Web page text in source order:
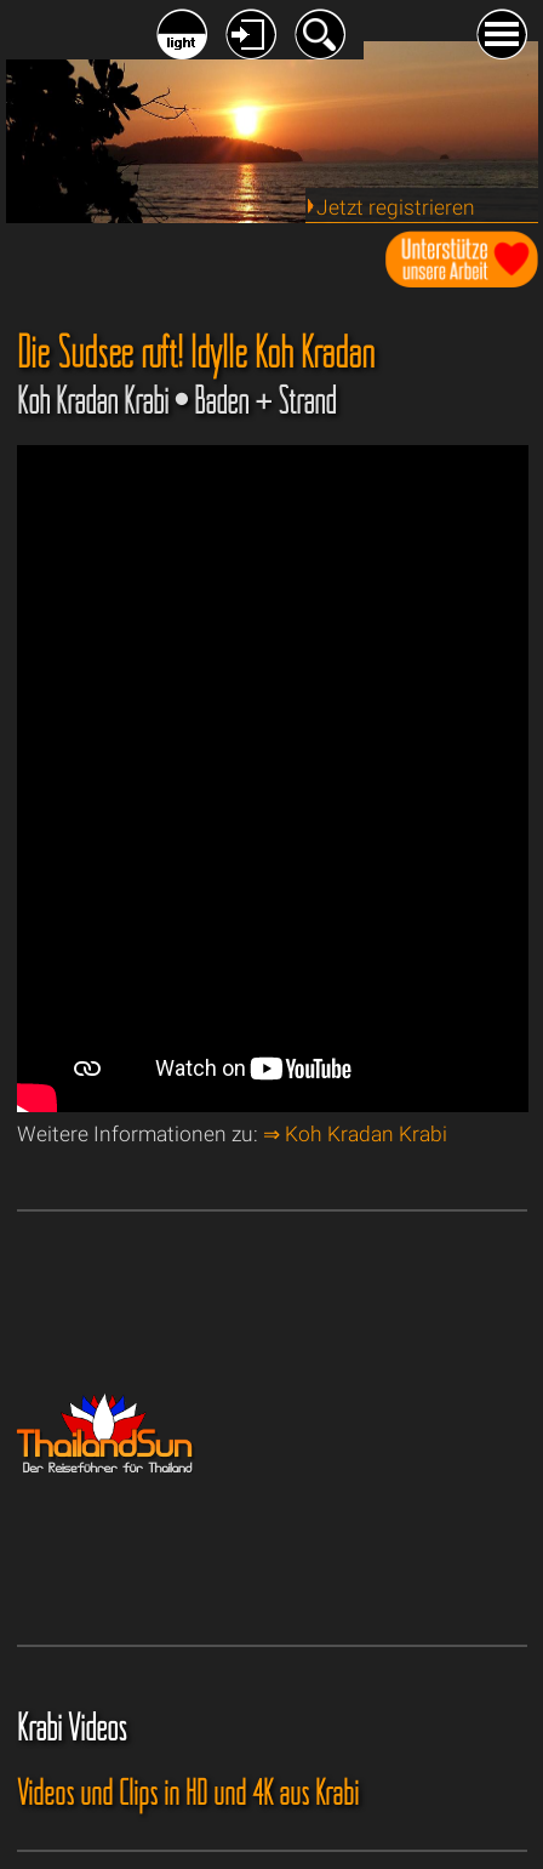
Jetzt registrieren
Die Südsee ruft! Idylle Koh Kradan
Koh Kradan Krabi • Baden + Strand
Weitere Informationen zu: ⇒ Koh Kradan Krabi
Krabi Videos
Videos und Clips in HD und 4K aus Krabi